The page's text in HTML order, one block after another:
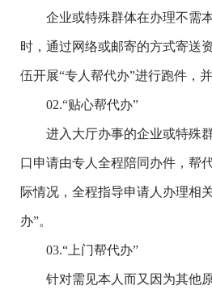
企业或特殊群体在办理不需
时，通过网络或邮寄的方式寄送
伍开展“专人帮代办”进行跑件，
02.“贴心帮代办”
进入大厅办事的企业或特殊
口申请由专人全程陪同办件，帮
际情况，全程指导申请人办理相
办”。
03.“上门帮代办”
针对需见本人而又因为其他